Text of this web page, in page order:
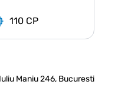
110 CP
Maniu 246, Bucuresti